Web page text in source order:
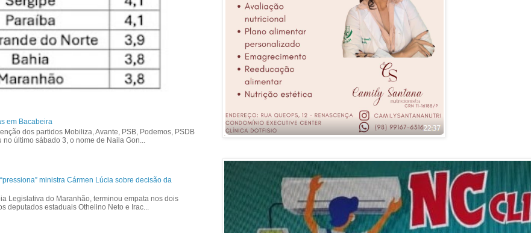
em Bacabeira
dos partidos Mobiliza, Avante, PSB, Podemos, PSDB
último sábado 3, o nome de Naila Gon...
ministra Cármen Lúcia sobre decisão da
Legislativa do Maranhão, terminou empata nos dois
deputados estaduais Othelino Neto e Irac...